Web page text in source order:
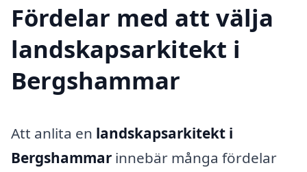
Fördelar med att välja
landskapsarkitekt i
Bergshammar
Att anlita en landskapsarkitekt i
Bergshammar innebär många fördelar